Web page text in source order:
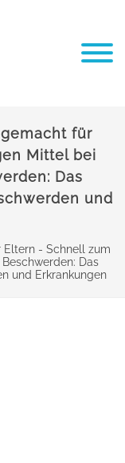
für
Mittel bei
Das
und
- Schnell zum
Das
und Erkrankungen